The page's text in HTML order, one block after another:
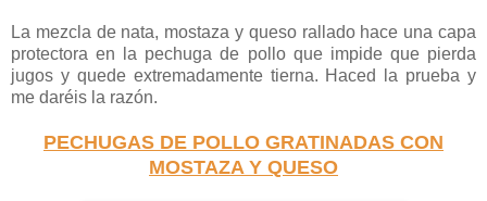
La mezcla de nata, mostaza y queso rallado hace una capa
protectora en la pechuga de pollo que impide que pierda
jugos y quede extremadamente tierna. Haced la prueba y
me daréis la razón.
PECHUGAS DE POLLO GRATINADAS CON
MOSTAZA Y QUESO